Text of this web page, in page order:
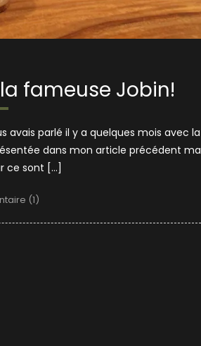
fameuse Jobin!
avais parlé il y a quelques mois avec la
dans mon article précédent
ce sont […]
(1)